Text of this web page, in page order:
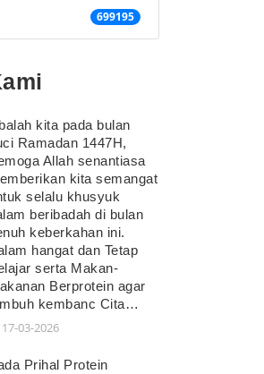
699195
kita pada bulan
Ramadan 1447H,
Allah senantiasa
kita semangat
selalu khusyuk
beribadah di bulan
keberkahan ini.
hangat dan Tetap
serta Makan-
Berprotein agar
kembanc Cita…
17-03-2026
Prihal Protein